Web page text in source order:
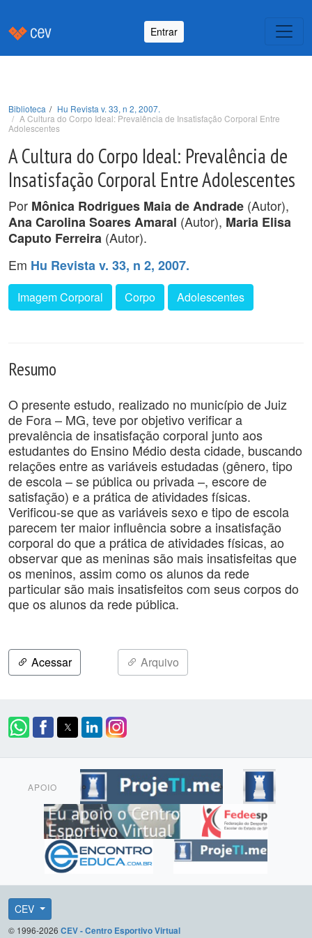
Entrar
Biblioteca
Hu Revista v. 33, n 2, 2007.
A Cultura do Corpo Ideal: Prevalência de Insatisfação Corporal Entre
Adolescentes
A Cultura do Corpo Ideal: Prevalência de
Insatisfação Corporal Entre Adolescentes
Por Mônica Rodrigues Maia de Andrade (Autor),
Ana Carolina Soares Amaral (Autor), Maria Elisa
Caputo Ferreira (Autor).
Em Hu Revista v. 33, n 2, 2007.
Imagem Corporal Corpo Adolescentes
Resumo
O presente estudo, realizado no município de Juiz
de Fora – MG, teve por objetivo verificar a
prevalência de insatisfação corporal junto aos
estudantes do Ensino Médio desta cidade, buscando
relações entre as variáveis estudadas (gênero, tipo
de escola – se pública ou privada –, escore de
satisfação) e a prática de atividades físicas.
Verificou-se que as variáveis sexo e tipo de escola
parecem ter maior influência sobre a insatisfação
corporal do que a prática de atividades físicas, ao
observar que as meninas são mais insatisfeitas que
os meninos, assim como os alunos da rede
particular são mais insatisfeitos com seus corpos do
que os alunos da rede pública.
Acessar Arquivo
APOIO
CEV
© 1996-2026 CEV - Centro Esportivo Virtual